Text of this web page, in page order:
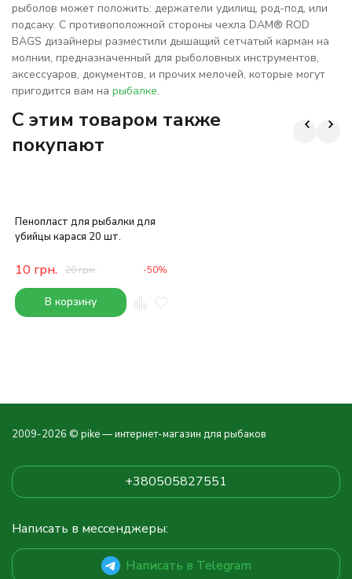
рыболов может положить: держатели удилищ, род-под, или
подсаку. С противоположной стороны чехла DAM® ROD
BAGS дизайнеры разместили дышащий сетчатый карман на
молнии, предназначенный для рыболовных инструментов,
аксессуаров, документов, и прочих мелочей, которые могут
пригодится вам на рыбалке.
C этим товаром также
покупают
Пенопласт для рыбалки для
убийцы карася 20 шт.
10 грн. 20грн. -50%
В корзину
2009-2026 © pike — интернет-магазин для рыбаков
+380505827551
Написать в мессенджеры:
Написать в Telegram